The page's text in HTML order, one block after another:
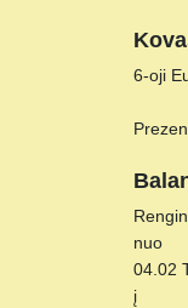
6-oji
nuo
04.02
į